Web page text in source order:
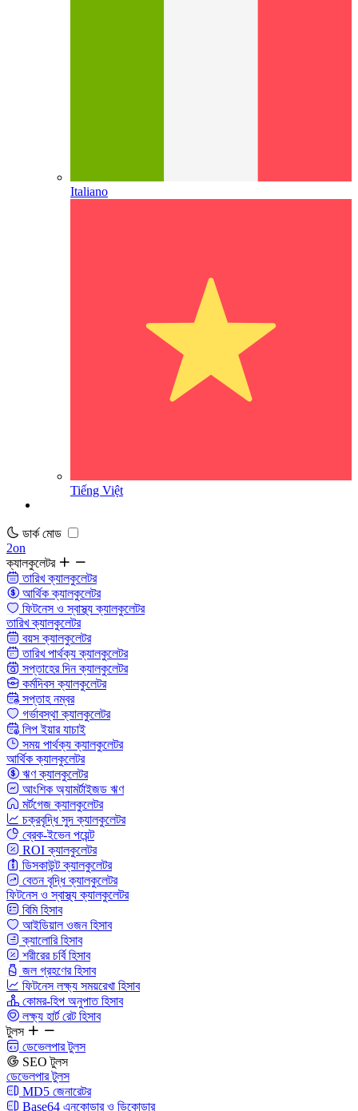
Italiano
Tiếng Việt
ডার্ক মোড
2on
ক্যালকুলেটর
তারিখ ক্যালকুলেটর
আর্থিক ক্যালকুলেটর
ফিটনেস ও স্বাস্থ্য ক্যালকুলেটর
তারিখ ক্যালকুলেটর
বয়স ক্যালকুলেটর
তারিখ পার্থক্য ক্যালকুলেটর
সপ্তাহের দিন ক্যালকুলেটর
কর্মদিবস ক্যালকুলেটর
সপ্তাহ নম্বর
গর্ভাবস্থা ক্যালকুলেটর
লিপ ইয়ার যাচাই
সময় পার্থক্য ক্যালকুলেটর
আর্থিক ক্যালকুলেটর
ঋণ ক্যালকুলেটর
আংশিক অ্যামর্টাইজড ঋণ
মর্টগেজ ক্যালকুলেটর
চক্রবৃদ্ধি সুদ ক্যালকুলেটর
ব্রেক-ইভেন পয়েন্ট
ROI ক্যালকুলেটর
ডিসকাউন্ট ক্যালকুলেটর
বেতন বৃদ্ধি ক্যালকুলেটর
ফিটনেস ও স্বাস্থ্য ক্যালকুলেটর
বিমি হিসাব
আইডিয়াল ওজন হিসাব
ক্যালোরি হিসাব
শরীরের চর্বি হিসাব
জল গ্রহণের হিসাব
ফিটনেস লক্ষ্য সময়রেখা হিসাব
কোমর-হিপ অনুপাত হিসাব
লক্ষ্য হার্ট রেট হিসাব
টুলস
ডেভেলপার টুলস
SEO টুলস
ডেভেলপার টুলস
MD5 জেনারেটর
Base64 এনকোডার ও ডিকোডার